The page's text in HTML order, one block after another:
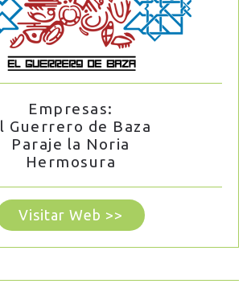
Empresas:
Guerrero de Baza
Paraje la Noria
Hermosura
Visitar Web >>